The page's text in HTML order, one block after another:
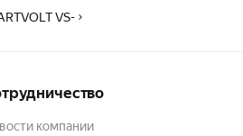
VS-
компании